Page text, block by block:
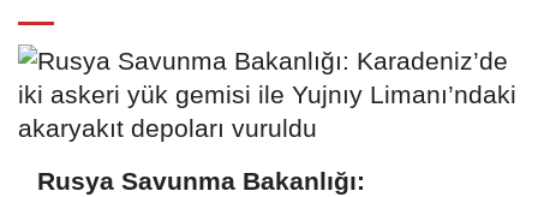
Rusya Savunma Bakanlığı: